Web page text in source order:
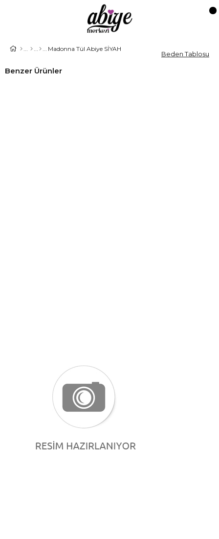
Madonna Tül Abiye SİYAH
Benzer Ürünler
Beden Tablosu